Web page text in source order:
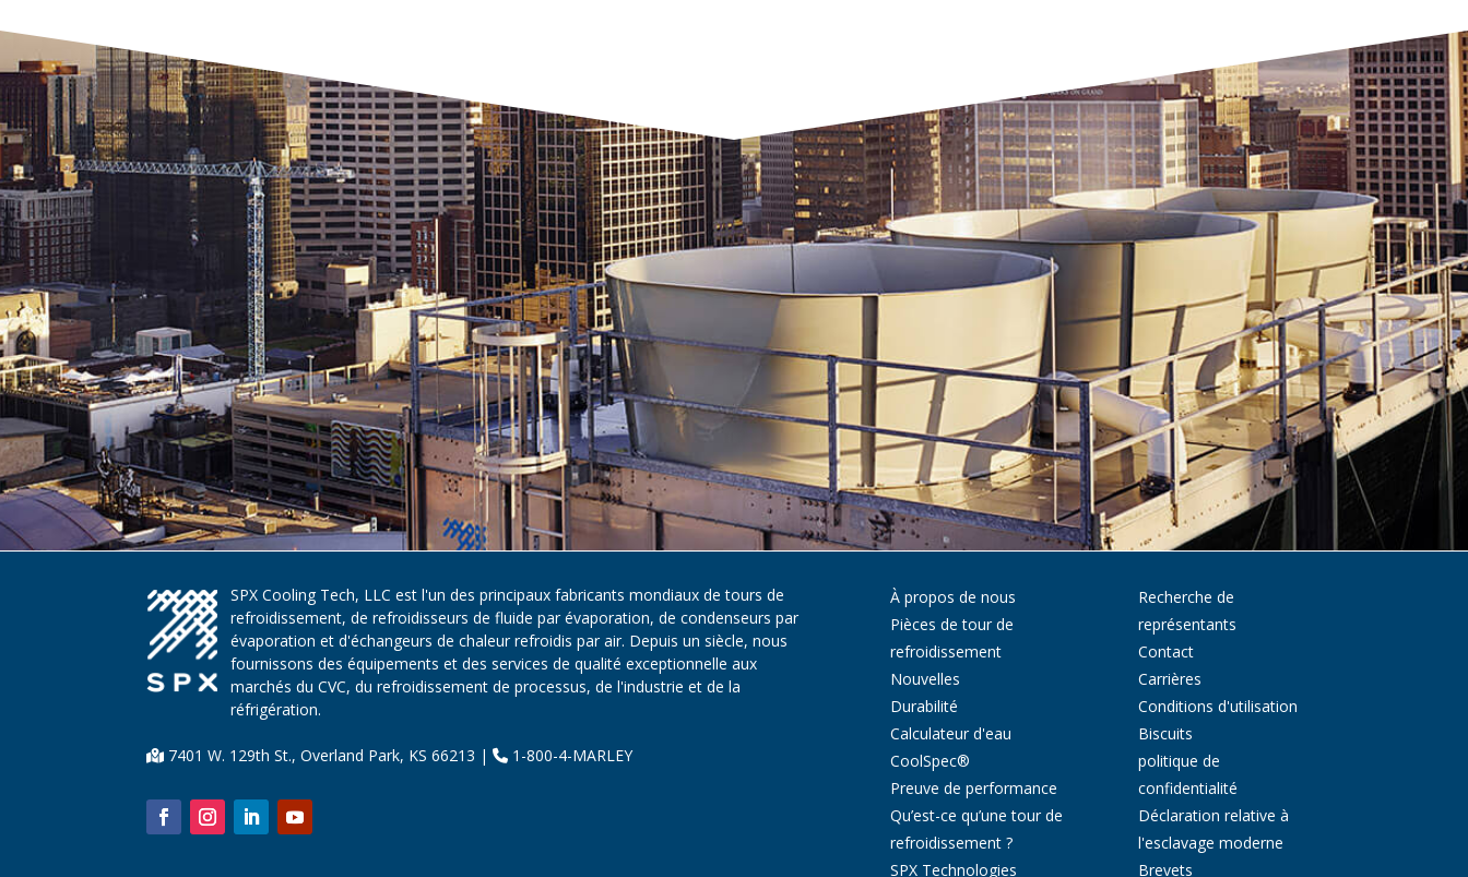
SPX Cooling Tech, LLC est l'un des principaux fabricants mondiaux de tours de
refroidissement, de refroidisseurs de fluide par évaporation, de condenseurs par
évaporation et d'échangeurs de chaleur refroidis par air. Depuis un siècle, nous
fournissons des équipements et des services de qualité exceptionnelle aux
marchés du CVC, du refroidissement de processus, de l'industrie et de la
réfrigération.
7401 W. 129th St., Overland Park, KS 66213 | 1-800-4-MARLEY
À propos de nous
Pièces de tour de
refroidissement
Nouvelles
Durabilité
Calculateur d'eau
CoolSpec®
Preuve de performance
Qu’est-ce qu’une tour de
refroidissement ?
SPX Technologies
Recherche de
représentants
Contact
Carrières
Conditions d'utilisation
Biscuits
politique de
confidentialité
Déclaration relative à
l'esclavage moderne
Brevets